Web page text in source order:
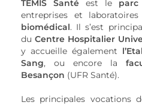
TEMIS Santé est le parc
entreprises et laboratoires
biomédical. Il s’est
du Centre Hospitalier
y accueille également
Sang, ou encore la
Besançon (UFR Santé).
Les principales vocations